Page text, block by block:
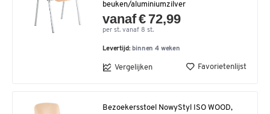
beuken/aluminiumzilver
vanaf € 72,99
per st. vanaf 8 st.
Levertijd: binnen 4 weken
Vergelijken Favorietenlijst
Bezoekersstoel NowyStyl ISO WOOD,